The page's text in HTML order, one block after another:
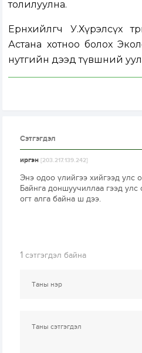
толилуулна.
Ерөнхийлөгч У.Хүрэлсүх
Астана хотноо болох
нутгийн дээд түвшний
Сэтгэгдэл
иргэн[203.217.139.242]
Энэ одоо үлийгээ хийгээд улс
Байнга доншуучиллаа гээд
огт алга байна ш дээ.
1 сэтгэгдэл байна